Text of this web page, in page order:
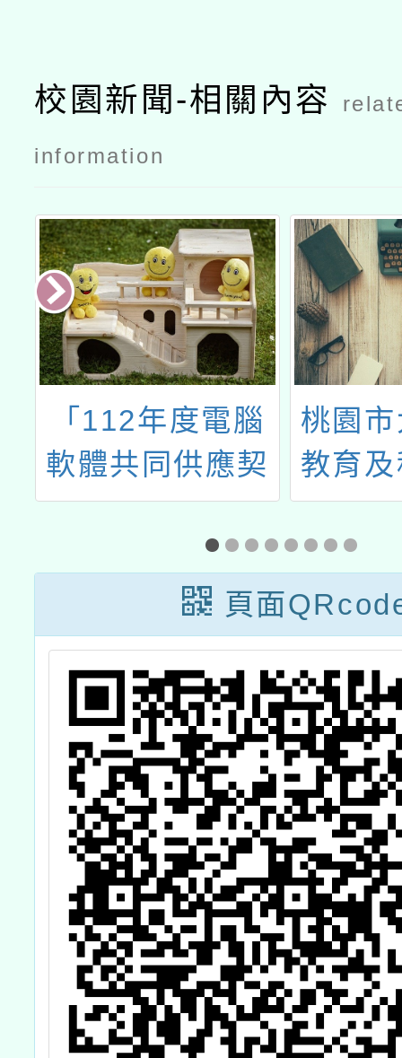
校園新聞-相關內容
information
「112年度電腦
軟體共同供應契
約採購－政府機
關推廣說明會」
桃園
教育
十月
頁面